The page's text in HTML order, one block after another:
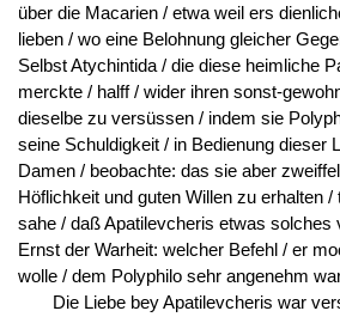
über die Macarien / etwa weil ers
lieben / wo eine Belohnung gleicher
Selbst Atychintida / die diese heimliche
merckte / halff / wider ihren sonst-
dieselbe zu versüssen / indem sie
seine Schuldigkeit / in Bedienung dieser
Damen / beobachte: das sie aber
Höflichkeit und guten Willen zu erhalten
sahe / daß Apatilevcheris etwas solches
Ernst der Warheit: welcher Befehl / er
wolle / dem Polyphilo sehr angenehm
Die Liebe bey Apatilevcheris war